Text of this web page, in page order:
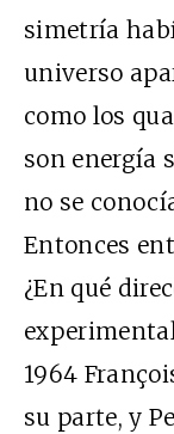
simetría
universo
como los
son energía
no se
Entonces
¿En qué
1964
su parte, y